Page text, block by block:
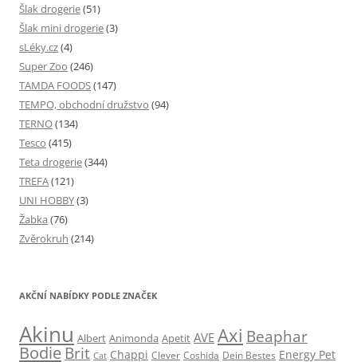
Šlak drogerie(51)
Šlak mini drogerie(3)
sLéky.cz(4)
Super Zoo (246)
TAMDA FOODS(147)
TEMPO, obchodní družstvo (94)
TERNO(134)
Tesco (415)
Teta drogerie(344)
TREFA(121)
UNI HOBBY(3)
Žabka (76)
Zvěrokruh (214)
AKČNÍ NABÍDKY PODLE ZNAČEK
Akinu Albert Animonda Apetit AVE Axi Beaphar
Bodie Brit Cat Chappi Clever Coshida Dein Bestes Energy Pet